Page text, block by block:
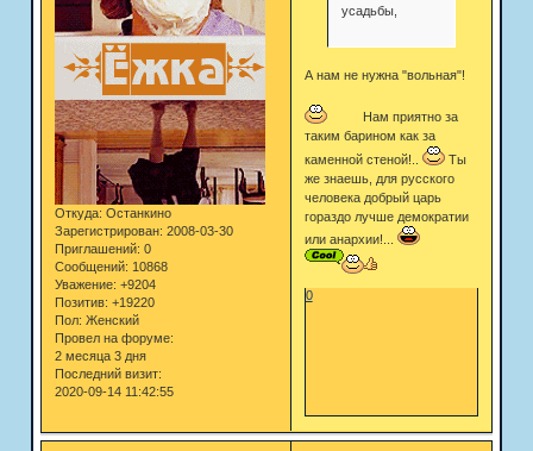
Откуда: Останкино
Зарегистрирован: 2008-03-30
Приглашений: 0
Сообщений: 10868
Уважение: +9204
Позитив: +19220
Пол: Женский
Провел на форуме:
2 месяца 3 дня
Последний визит:
2020-09-14 11:42:55
усадьбы,
А нам не нужна "вольная"!
Нам приятно за
таким барином как за
каменной стеной!..
Ты
же знаешь, для русского
человека добрый царь
гораздо лучше демократии
или анархии!...
0